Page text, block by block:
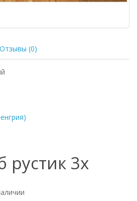
Отзывы (0)
рустик 3х